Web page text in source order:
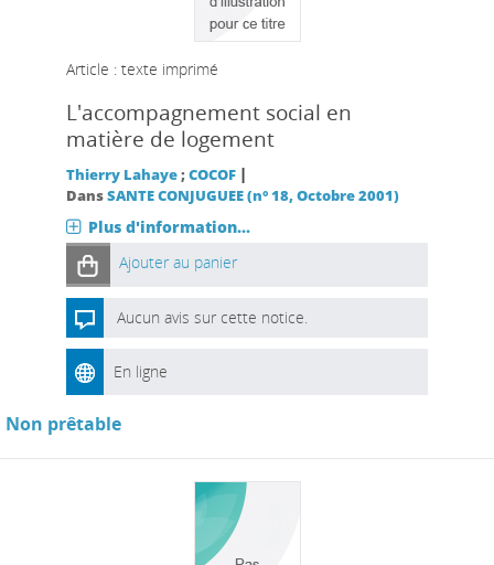
Article : texte imprimé
L'accompagnement social en
matière de logement
Thierry Lahaye;COCOF |
DansSANTE CONJUGUEE (n° 18, Octobre 2001)
Plus d'information...
Ajouter au panier
Aucun avis sur cette notice.
En ligne
Non prêtable